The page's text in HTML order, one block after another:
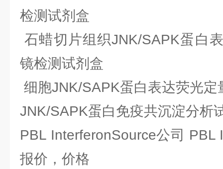
检测试剂盒
石蜡切片组织JNK/SAPK蛋白
镜检测试剂盒
细胞JNK/SAPK蛋白表达荧光定
JNK/SAPK蛋白免疫共沉淀分析
PBL InterferonSource公司 PBL
报价，价格